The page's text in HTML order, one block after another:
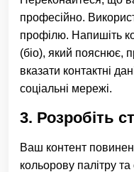
професійно.
профілю. Напишіть
(біо), який пояснює,
вказати контактні
соціальні мережі.
3. Розробіть
Ваш контент
кольорову палітру